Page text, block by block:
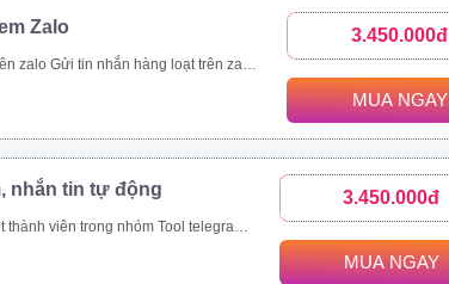
Zalo
này, bạn có thể Kết bạn zalo theo danh sách SĐT có sẵn. Kết bạn zalo hàng loạt theo thành viên nhóm Tăng thành viên nhóm zalo nhanh chóng Mời bạn bè tham gia nhóm zalo theo danh sách bạn bè. Mời bạn bè tham gia nhóm zalo theo số điện thoại có sẵn.
3.450.000đ
MUA NGAY
nhắn tin tự động
nhóm Tool telegram join nhóm tự động
3.450.000đ
MUA NGAY